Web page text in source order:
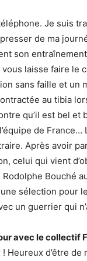
Je suis
de ma
son entraînement
laisse faire le
sans faille et un
au tibia
qu’il est bel et
de France…
Après avoir
celui qui vient
Bouché
sélection pour
un guerrier qui
avec le collectif
Heureux d’être